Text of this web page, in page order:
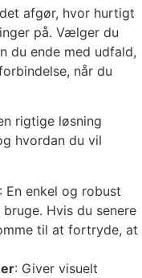
afgør, hvor hurtigt
på. Vælger du
du ende med udfald,
når du
rigtige løsning
hvordan du vil
: En enkel og robust
Hvis du senere
til at fortryde, at
: Giver visuelt